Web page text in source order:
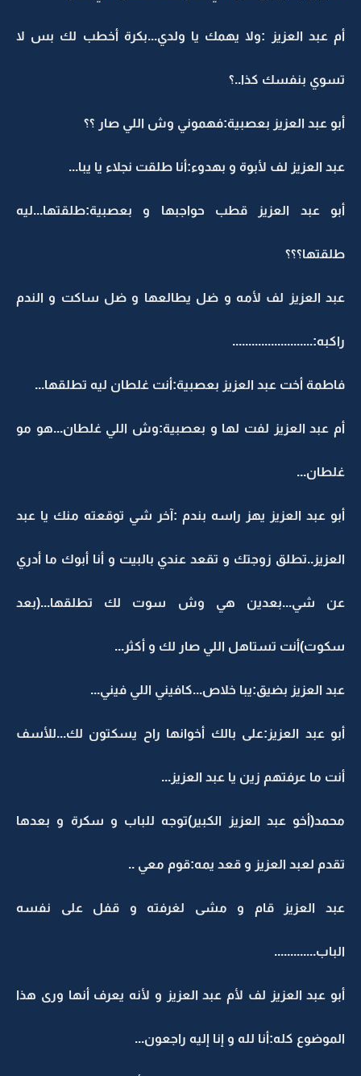
أم عبد العزيز :ولا يهمك يا ولدي...بكرة أخطب لك بس لا
تسوي بنفسك كذا..؟
أبو عبد العزيز بعصبية:فهموني وش اللي صار ؟؟
عبد العزيز لف لأبوة و بهدوء:أنا طلقت نجلاء يا يبا...
أبو عبد العزيز قطب حواجبها و بعصبية:طلقتها...ليه
طلقتها؟؟؟
عبد العزيز لف لأمه و ضل يطالعها و ضل ساكت و الندم
راكبه:.........................
فاطمة أخت عبد العزيز بعصبية:أنت غلطان ليه تطلقها...
أم عبد العزيز لفت لها و بعصبية:وش اللي غلطان...هو مو
غلطان...
أبو عبد العزيز يهز راسه بندم :آخر شي توقعته منك يا عبد
العزيز..تطلق زوجتك و تقعد عندي بالبيت و أنا أبوك ما أدري
عن شي...بعدين هي وش سوت لك تطلقها...(بعد
سكوت)أنت تستاهل اللي صار لك و أكثر...
عبد العزيز بضيق:يبا خلاص...كافيني اللي فيني...
أبو عبد العزيز:على بالك أخوانها راح يسكتون لك...للأسف
أنت ما عرفتهم زين يا عبد العزيز...
محمد(أخو عبد العزيز الكبير)توجه للباب و سكرة و بعدها
تقدم لعبد العزيز و قعد يمه:قوم معي ..
عبد العزيز قام و مشى لغرفته و قفل على نفسه
الباب.............
أبو عبد العزيز لف لأم عبد العزيز و لأنه يعرف أنها ورى هذا
الموضوع كله:أنا لله و إنا إليه راجعون...